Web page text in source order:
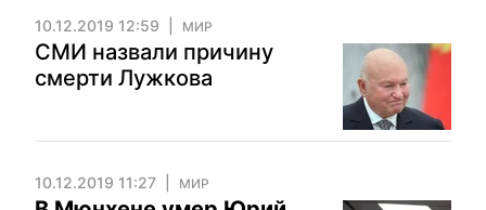
10.12.2019 12:59 МИР
СМИ назвали причину
смерти Лужкова
10.12.2019 11:27 МИР